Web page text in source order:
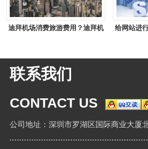
迪拜机场消费旅游费用？迪拜机
给网站进
联系我们
CONTACT US
公司地址：深圳市罗湖区国际商业大厦